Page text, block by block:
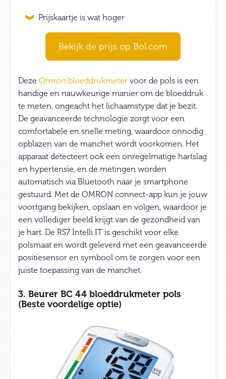
Prijskaartje is wat hoger
Bekijk de prijs op Bol.com
Deze Omron bloeddrukmeter voor de pols is een
handige en nauwkeurige manier om de bloeddruk
te meten, ongeacht het lichaamstype dat je bezit.
De geavanceerde technologie zorgt voor een
comfortabele en snelle meting, waardoor onnodig
opblazen van de manchet wordt voorkomen. Het
apparaat detecteert ook een onregelmatige hartslag
en hypertensie, en de metingen worden
automatisch via Bluetooth naar je smartphone
gestuurd. Met de OMRON connect-app kun je jouw
voortgang bekijken, opslaan en volgen, waardoor je
een vollediger beeld krijgt van de gezondheid van
je hart. De RS7 Intelli IT is geschikt voor elke
polsmaat en wordt geleverd met een geavanceerde
positiesensor en symbool om te zorgen voor een
juiste toepassing van de manchet.
3. Beurer BC 44 bloeddrukmeter pols
(Beste voordelige optie)